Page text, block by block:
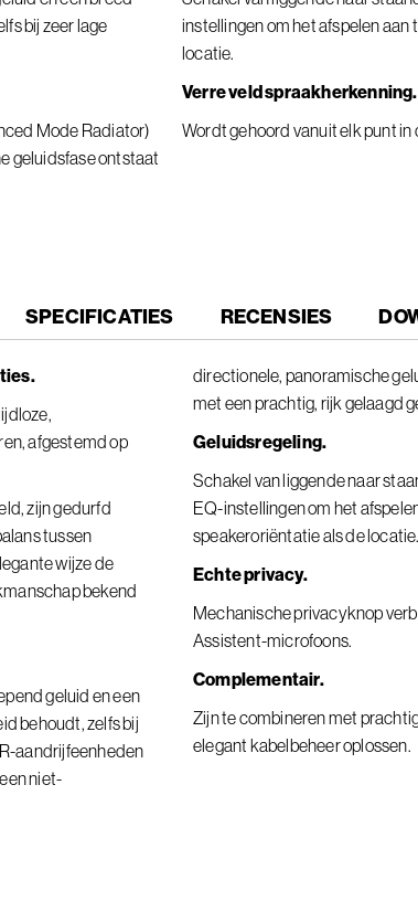
bij zeer lage
instellingen om het afspelen aan
locatie.
Mode Radiator)
geluidsfase ontstaat
Verre veld spraakherkenning.
Wordt gehoord vanuit elk punt in
SPECIFICATIES RECENSIES
afgestemd op
zijn gedurfd
tussen
wijze de
bekend
geluid en een
behoudt, zelfs bij
aandrijfeenheden
niet-
directionele, panoramische
met een prachtig, rijk gelaagd
Geluidsregeling.
Schakel van liggende naar
EQ-instellingen om het
speakeroriëntatie als de locatie.
Echte privacy.
Mechanische privacyknop
Assistent-microfoons.
Complementair.
Zijn te combineren met
elegant kabelbeheer oplossen.